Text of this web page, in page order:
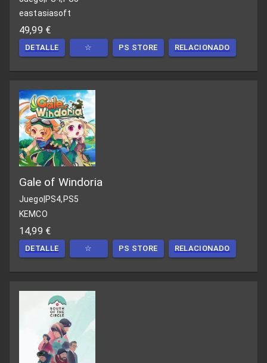
eastasiasoft
49,99 €
DETALLE ☆ PS STORE RELACIONADO
Gale of Windoria
Juego PS4,PS5
KEMCO
14,99 €
DETALLE ☆ PS STORE RELACIONADO